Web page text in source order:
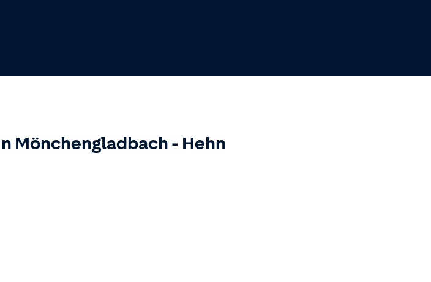
Mönchengladbach - Hehn